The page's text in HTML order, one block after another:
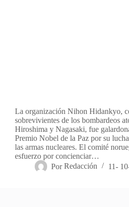
La organización Nihon Hidankyo,
sobrevivientes de los bombardeos
Hiroshima y Nagasaki, fue
Premio Nobel de la Paz por su
las armas nucleares. El comité
esfuerzo por concienciar…
Por Redacción 11-